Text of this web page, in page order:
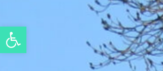
Eszköztár